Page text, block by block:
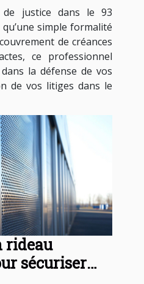
justice dans le 93
simple formalité
de créances
ce professionnel
la défense de vos
de vos litiges dans le
rideau
sécuriser